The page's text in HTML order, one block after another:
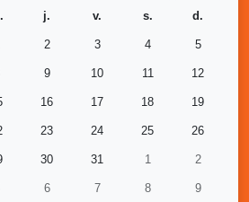
j. v. s. d.
2 3 4 5
9 10 11 12
16 17 18 19
23 24 25 26
30 31 1 2
6 7 8 9